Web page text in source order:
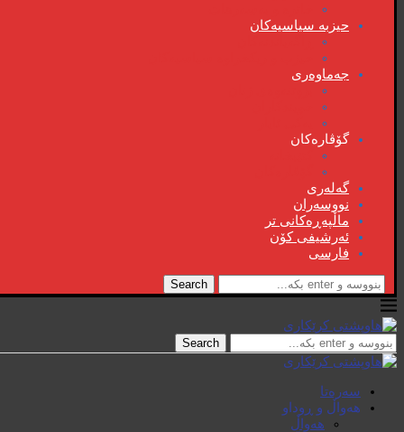
حیزبە سیاسیەکان
جەماوەری
گۆڤارەکان
گەلەری
نووسەران
ماڵپەڕەکانی تر
ئەرشیفی کۆن
فارسی
Search
Search
سەرەتا
هەواڵ و ڕوداو
هەواڵ